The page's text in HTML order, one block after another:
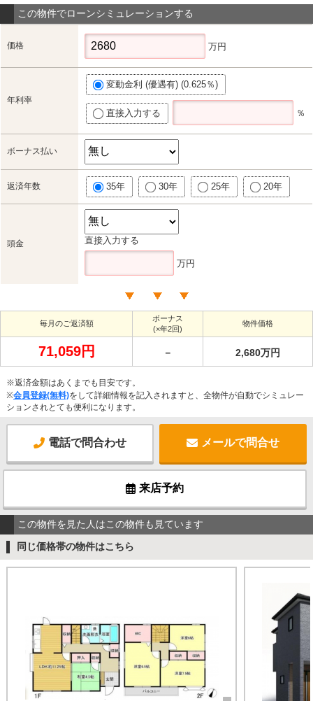
この物件でローンシミュレーションする
価格 万円
年利率
変動金利 (優遇有) (0.625％)
直接入力する ％
ボーナス払い
返済年数 35年 30年 25年 20年
頭金 直接入力する
万円
毎月のご返済額
ボーナス
(×年2回)
物件価格
71,059円 － 2,680万円
※返済金額はあくまでも目安です。
※会員登録(無料)をして詳細情報を記入されますと、全物件が自動でシミュレー
ションされとても便利になります。
電話で問合わせ メールで問合せ
来店予約
この物件を見た人はこの物件も見ています
同じ価格帯の物件はこちら